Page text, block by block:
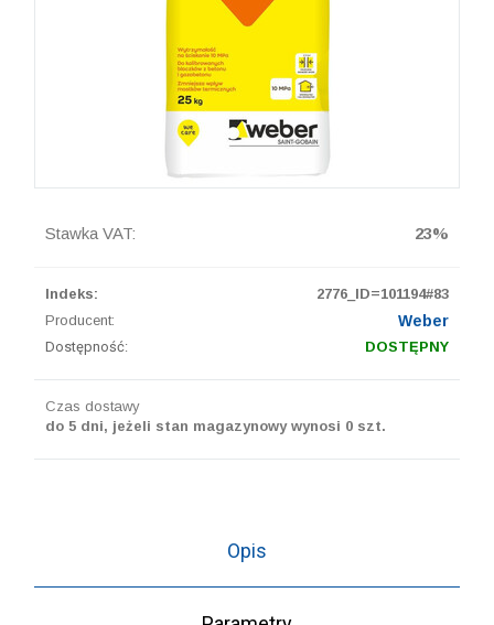
Stawka VAT: 23%
Indeks:
2776_ID=101194#83
Producent:
Weber
Dostępność: DOSTĘPNY
Czas dostawy
do 5 dni, jeżeli stan magazynowy wynosi 0 szt.
Opis